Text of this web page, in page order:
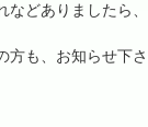
どありましたら、
も、お知らせ下さ